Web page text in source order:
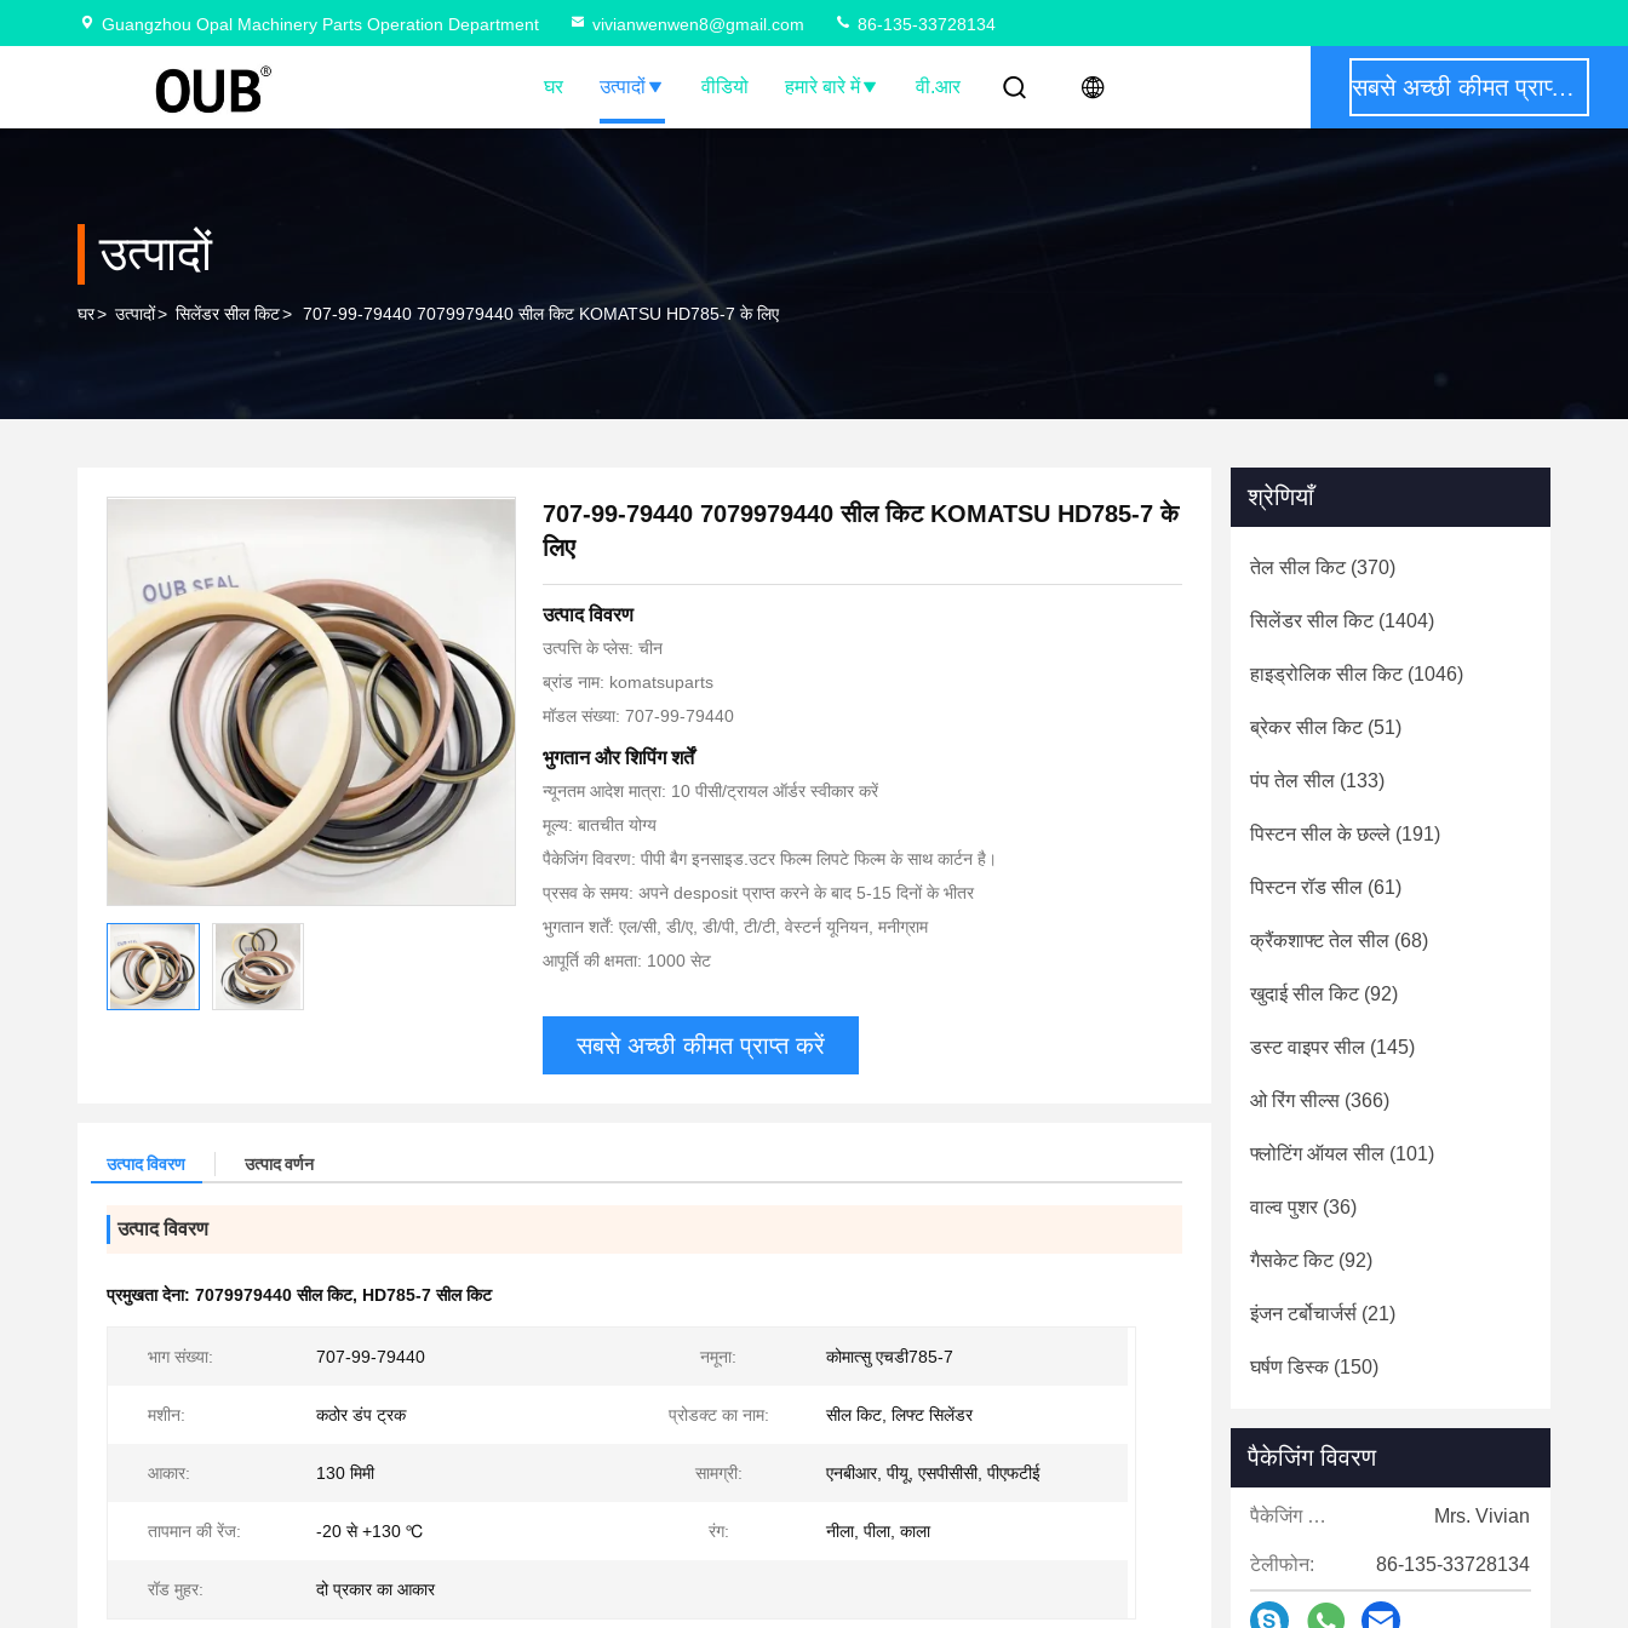
Guangzhou Opal Machinery Parts Operation Department vivianwenwen8@gmail.com 86-135-33728134
घर उत्पादों वीडियो हमारे बारे में वी.आर सबसे अच्छी कीमत प्राप्त करें
उत्पादों
घर> उत्पादों> सिलेंडर सील किट> 707-99-79440 7079979440 सील किट KOMATSU HD785-7 के लिए
707-99-79440 7079979440 सील किट KOMATSU HD785-7 के
लिए
उत्पाद विवरण
उत्पत्ति के प्लेस: चीन
ब्रांड नाम: komatsuparts
मॉडल संख्या: 707-99-79440
भुगतान और शिपिंग शर्तें
न्यूनतम आदेश मात्रा: 10 पीसी/ट्रायल ऑर्डर स्वीकार करें
मूल्य: बातचीत योग्य
पैकेजिंग विवरण: पीपी बैग इनसाइड.उटर फिल्म लिपटे फिल्म के साथ कार्टन है।
प्रसव के समय: अपने desposit प्राप्त करने के बाद 5-15 दिनों के भीतर
भुगतान शर्तें: एल/सी, डी/ए, डी/पी, टी/टी, वेस्टर्न यूनियन, मनीग्राम
आपूर्ति की क्षमता: 1000 सेट
सबसे अच्छी कीमत प्राप्त करें
उत्पाद विवरण उत्पाद वर्णन
उत्पाद विवरण
प्रमुखता देना: 7079979440 सील किट, HD785-7 सील किट
भाग संख्या: 707-99-79440 नमूना: कोमात्सु एचडी785-7
मशीन: कठोर डंप ट्रक प्रोडक्ट का नाम: सील किट, लिफ्ट सिलेंडर
आकार: 130 मिमी सामग्री: एनबीआर, पीयू, एसपीसीसी, पीएफटीई
तापमान की रेंज: -20 से +130 ℃ रंग: नीला, पीला, काला
रॉड मुहर: दो प्रकार का आकार
श्रेणियाँ
तेल सील किट(370)
सिलेंडर सील किट(1404)
हाइड्रोलिक सील किट(1046)
ब्रेकर सील किट(51)
पंप तेल सील (133)
पिस्टन सील के छल्ले (191)
पिस्टन रॉड सील (61)
क्रैंकशाफ्ट तेल सील (68)
खुदाई सील किट(92)
डस्ट वाइपर सील (145)
ओ रिंग सील्स (366)
फ्लोटिंग ऑयल सील (101)
वाल्व पुशर (36)
गैसकेट किट(92)
इंजन टर्बोचार्जर्स (21)
घर्षण डिस्क (150)
पैकेजिंग विवरण
पैकेजिंग विवरण: Mrs. Vivian
टेलीफोन: 86-135-33728134